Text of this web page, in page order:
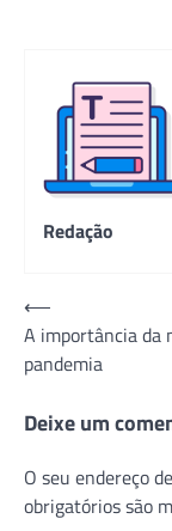
Redação
Navegação
de
Post
⟵
A importância da
pandemia
Deixe um
O seu endereço
obrigatórios são